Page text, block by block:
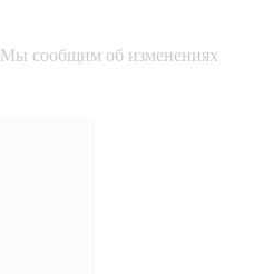
Мы сообщим об изменениях